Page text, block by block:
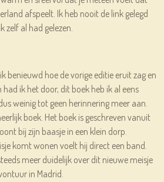
afspeelt. Ik heb nooit de link gelegd
zelf al had gelezen.
benieuwd hoe de vorige editie eruit zag en
ik het door, dit boek heb ik al eens
weinig tot geen herinnering meer aan.
boek. Het boek is geschreven vanuit
bij zijn baasje in een klein dorp.
komt wonen voelt hij direct een band.
meer duidelijk over dit nieuwe meisje
in Madrid.